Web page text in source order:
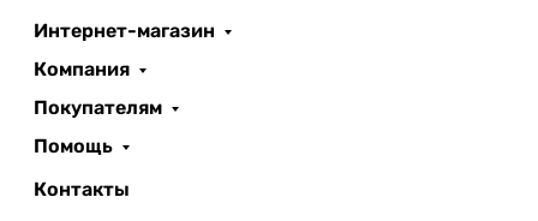
Интернет-магазин
Компания
Покупателям
Помощь
Контакты